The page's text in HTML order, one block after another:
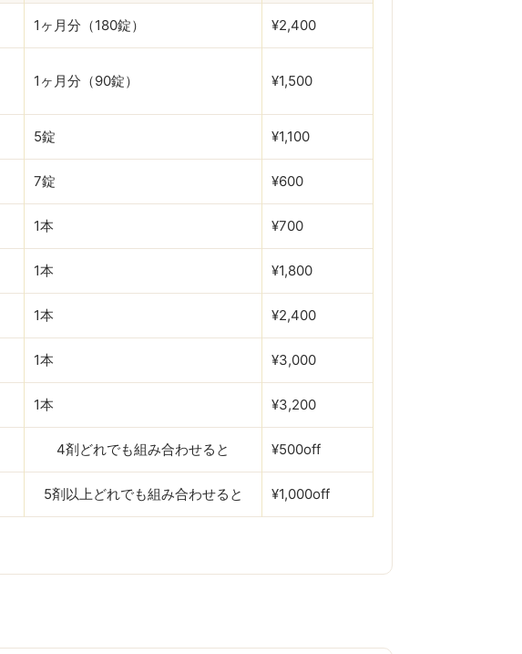
1ヶ月分（180錠） ¥2,400
1ヶ月分（90錠） ¥1,500
5錠 ¥1,100
7錠 ¥600
1本 ¥700
1本 ¥1,800
1本 ¥2,400
1本 ¥3,000
1本 ¥3,200
4剤どれでも組み合わせると ¥500off
5剤以上どれでも組み合わせると ¥1,000off